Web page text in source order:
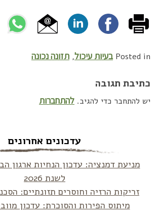
Posted in בעיות עיכול, תזונה נכונה
כתיבת תגובה
יש להתחבר כדי להגיב. להתחברות
עדכונים אחרונים
מניעת דמנציה: עדכון הנחיות ארגון
לשנת 2026
זריקות הרזיה וחוסרים תזונתיים:
מיתוס הפירות והסוכרת: עדכון